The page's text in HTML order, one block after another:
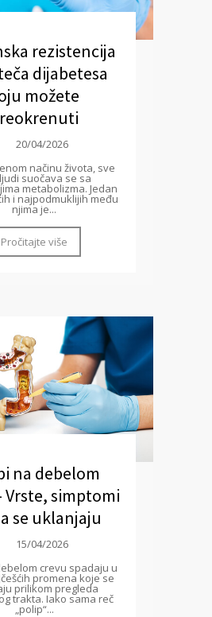
rezistencija
dijabetesa
možete
20/04/2026
načinu života, sve
suočava se sa
metabolizma. Jedan
i najpodmuklijih među
njima je...
Pročitajte više
na debelom
Vrste, simptomi
se uklanjaju
15/04/2026
crevu spadaju u
promena koje se
prilikom pregleda
trakta. Iako sama reč
„polip“...